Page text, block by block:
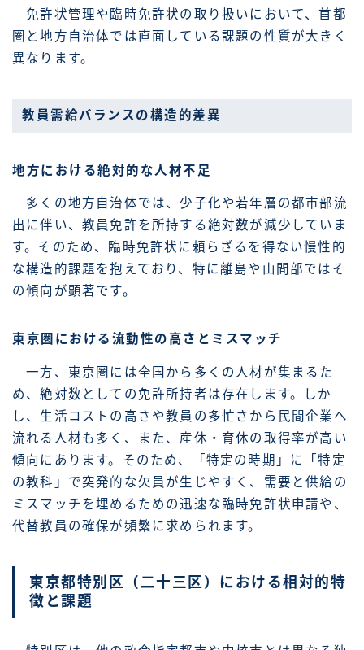
免許状管理や臨時免許状の取り扱いにおいて、首都
圏と地方自治体では直面している課題の性質が大きく
異なります。
教員需給バランスの構造的差異
地方における絶対的な人材不足
多くの地方自治体では、少子化や若年層の都市部流
出に伴い、教員免許を所持する絶対数が減少していま
す。そのため、臨時免許状に頼らざるを得ない慢性的
な構造的課題を抱えており、特に離島や山間部ではそ
の傾向が顕著です。
東京圏における流動性の高さとミスマッチ
一方、東京圏には全国から多くの人材が集まるた
め、絶対数としての免許所持者は存在します。しか
し、生活コストの高さや教員の多忙さから民間企業へ
流れる人材も多く、また、産休・育休の取得率が高い
傾向にあります。そのため、「特定の時期」に「特定
の教科」で突発的な欠員が生じやすく、需要と供給の
ミスマッチを埋めるための迅速な臨時免許状申請や、
代替教員の確保が頻繁に求められます。
東京都特別区（二十三区）における相対的特
徴と課題